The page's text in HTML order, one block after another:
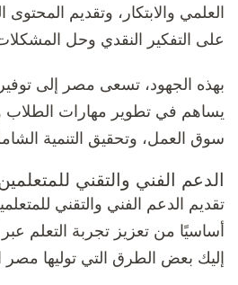
العلمي والابتكار، وتقديم
على التفكير النقدي وحل المشكلات
بهذه الجهود، تسعى مصر إلى
يساهم في تطوير مهارات
سوق العمل، وتحقيق التنمية
الدعم الفني والتقني
تقديم الدعم الفني والتقني
أساسيًا من تعزيز تجربة التعلم
إليك بعض الطرق التي توليها مصر